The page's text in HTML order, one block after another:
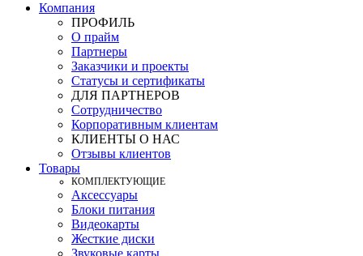
Компания
ПРОФИЛЬ
О прайм
Партнеры
Заказчики и проекты
Статусы и сертификаты
ДЛЯ ПАРТНЕРОВ
Сотрудничество
Корпоративным клиентам
КЛИЕНТЫ О НАС
Отзывы клиентов
Товары
КOМПЛЕКТУЮЩИЕ
Аксессуары
Блоки питания
Видеокарты
Жесткие диски
Звуковые карты